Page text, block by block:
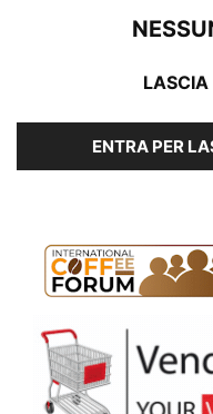
ENTRA PER